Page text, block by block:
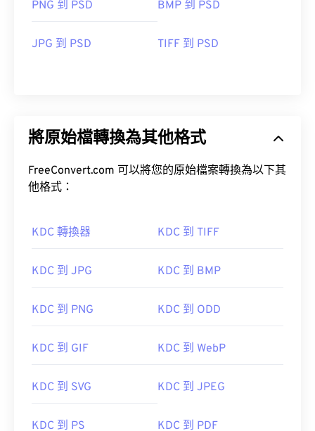
PNG 到 PSD BMP 到 PSD
JPG 到 PSD TIFF 到 PSD
將原始檔轉換為其他格式
FreeConvert.com 可以將您的原始檔案轉換為以下其
他格式：
KDC 轉換器 KDC 到 TIFF
KDC 到 JPG KDC 到 BMP
KDC 到 PNG KDC 到 ODD
KDC 到 GIF KDC 到 WebP
KDC 到 SVG KDC 到 JPEG
KDC 到 PS KDC 到 PDF